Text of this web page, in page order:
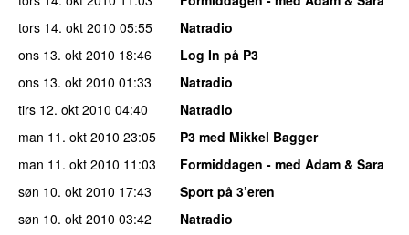
tors 14. okt 2010 05:55
Natradio
ons 13. okt 2010 18:46
Log In på P3
ons 13. okt 2010 01:33
Natradio
tirs 12. okt 2010 04:40
Natradio
man 11. okt 2010 23:05
P3 med Mikkel Bagger
man 11. okt 2010 11:03
Formiddagen - med Adam & Sara
søn 10. okt 2010 17:43
Sport på 3’eren
søn 10. okt 2010 03:42
Natradio